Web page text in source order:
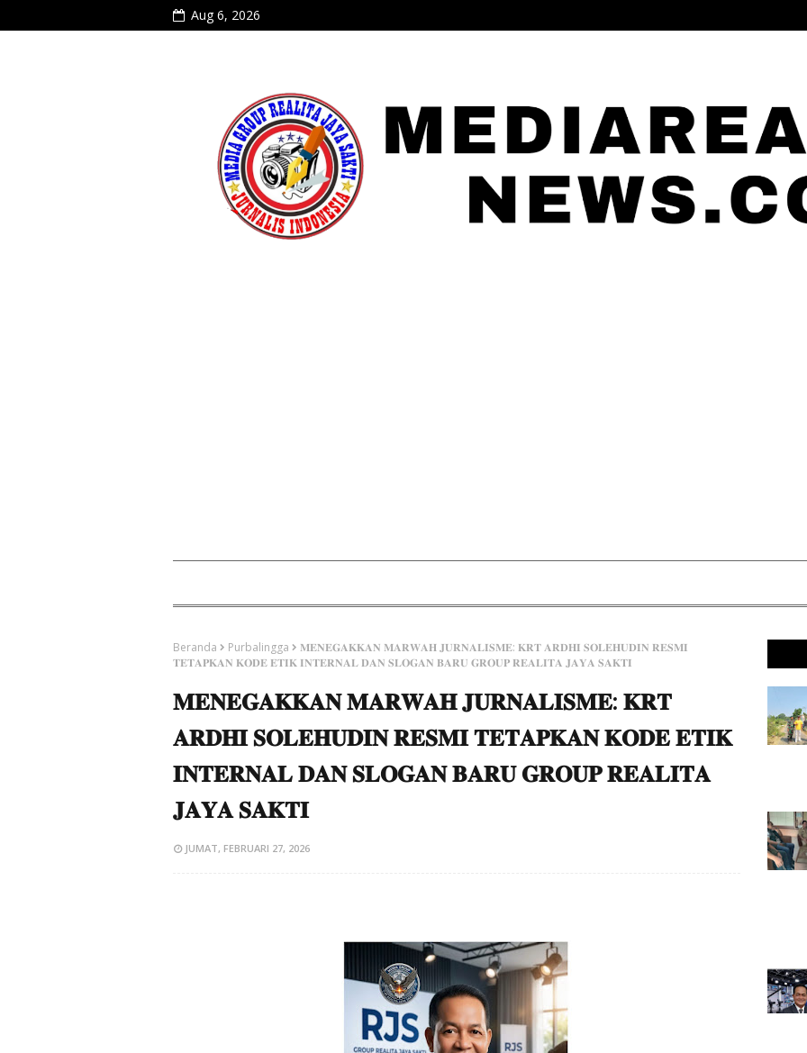
Aug 6, 2026
Beranda Purbalingga
𝐌𝐄𝐍𝐄𝐆𝐀𝐊𝐊𝐀𝐍 𝐌𝐀𝐑𝐖𝐀𝐇 𝐉𝐔𝐑𝐍𝐀𝐋𝐈𝐒𝐌𝐄: 𝐊𝐑𝐓 𝐀𝐑𝐃𝐇𝐈 𝐒𝐎𝐋𝐄𝐇𝐔𝐃𝐈𝐍 𝐑𝐄𝐒𝐌𝐈
𝐓𝐄𝐓𝐀𝐏𝐊𝐀𝐍 𝐊𝐎𝐃𝐄 𝐄𝐓𝐈𝐊 𝐈𝐍𝐓𝐄𝐑𝐍𝐀𝐋 𝐃𝐀𝐍 𝐒𝐋𝐎𝐆𝐀𝐍 𝐁𝐀𝐑𝐔 𝐆𝐑𝐎𝐔𝐏 𝐑𝐄𝐀𝐋𝐈𝐓𝐀 𝐉𝐀𝐘𝐀 𝐒𝐀𝐊𝐓𝐈
𝐌𝐄𝐍𝐄𝐆𝐀𝐊𝐊𝐀𝐍 𝐌𝐀𝐑𝐖𝐀𝐇 𝐉𝐔𝐑𝐍𝐀𝐋𝐈𝐒𝐌𝐄: 𝐊𝐑𝐓
𝐀𝐑𝐃𝐇𝐈 𝐒𝐎𝐋𝐄𝐇𝐔𝐃𝐈𝐍 𝐑𝐄𝐒𝐌𝐈 𝐓𝐄𝐓𝐀𝐏𝐊𝐀𝐍 𝐊𝐎𝐃𝐄 𝐄𝐓𝐈𝐊
𝐈𝐍𝐓𝐄𝐑𝐍𝐀𝐋 𝐃𝐀𝐍 𝐒𝐋𝐎𝐆𝐀𝐍 𝐁𝐀𝐑𝐔 𝐆𝐑𝐎𝐔𝐏 𝐑𝐄𝐀𝐋𝐈𝐓𝐀
𝐉𝐀𝐘𝐀 𝐒𝐀𝐊𝐓𝐈
JUMAT, FEBRUARI 27, 2026